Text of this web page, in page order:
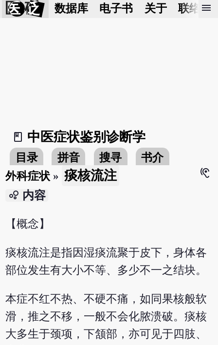
医 砭 数据库 电子书 关于 联络我
menu
book_2
中医症状鉴别诊断学
目录 拼音 搜寻
书介
外科症状 » 痰核流注
hearing
bubble_chart 内容
【概念】
痰核流注是指因湿痰流聚于皮下，身体各
部位发生有大小不等、多少不一之结块。
本症不红不热、不硬不痛，如同果核般软
滑，推之不移，一般不会化脓溃破。痰核
大多生于颈项，下颔部，亦可见于四肢、